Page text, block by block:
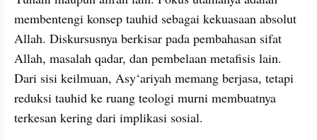
membentengi konsep tauhid sebagai kekuasaan absolut
Allah. Diskursusnya berkisar pada pembahasan sifat
Allah, masalah qadar, dan pembelaan metafisis lain.
Dari sisi keilmuan, Asy‘ariyah memang berjasa, tetapi
reduksi tauhid ke ruang teologi murni membuatnya
terkesan kering dari implikasi sosial.